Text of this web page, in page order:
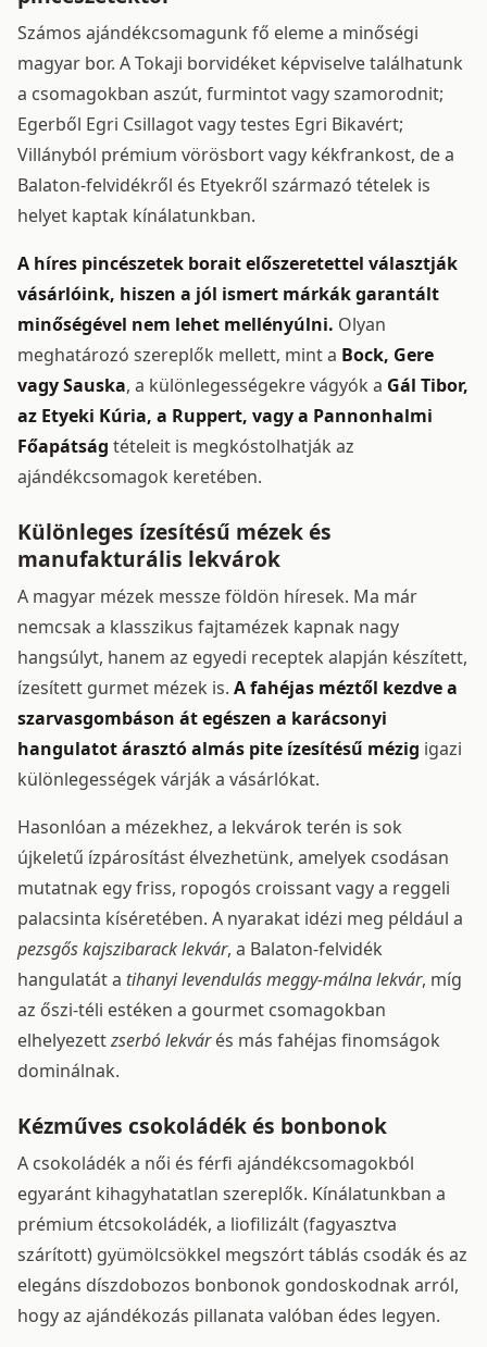
Számos ajándékcsomagunk fő eleme a minőségi
magyar bor. A Tokaji borvidéket képviselve találhatunk
a csomagokban aszút, furmintot vagy szamorodnit;
Egerből Egri Csillagot vagy testes Egri Bikavért;
Villányból prémium vörösbort vagy kékfrankost, de a
Balaton-felvidékről és Etyekről származó tételek is
helyet kaptak kínálatunkban.
A híres pincészetek borait előszeretettel választják
vásárlóink, hiszen a jól ismert márkák garantált
minőségével nem lehet mellényúlni. Olyan
meghatározó szereplők mellett, mint a Bock, Gere
vagy Sauska, a különlegességekre vágyók a Gál Tibor,
az Etyeki Kúria, a Ruppert, vagy a Pannonhalmi
Főapátság tételeit is megkóstolhatják az
ajándékcsomagok keretében.
Különleges ízesítésű mézek és
manufakturális lekvárok
A magyar mézek messze földön híresek. Ma már
nemcsak a klasszikus fajtamézek kapnak nagy
hangsúlyt, hanem az egyedi receptek alapján készített,
ízesített gurmet mézek is. A fahéjas méztől kezdve a
szarvasgombáson át egészen a karácsonyi
hangulatot árasztó almás pite ízesítésű mézig igazi
különlegességek várják a vásárlókat.
Hasonlóan a mézekhez, a lekvárok terén is sok
újkeletű ízpárosítást élvezhetünk, amelyek csodásan
mutatnak egy friss, ropogós croissant vagy a reggeli
palacsinta kíséretében. A nyarakat idézi meg például a
pezsgős kajszibarack lekvár, a Balaton-felvidék
hangulatát a tihanyi levendulás meggy-málna lekvár, míg
az őszi-téli estéken a gourmet csomagokban
elhelyezettzserbó lekvárés más fahéjas finomságok
dominálnak.
Kézműves csokoládék és bonbonok
A csokoládék a női és férfi ajándékcsomagokból
egyaránt kihagyhatatlan szereplők. Kínálatunkban a
prémium étcsokoládék, a liofilizált (fagyasztva
szárított) gyümölcsökkel megszórt táblás csodák és az
elegáns díszdobozos bonbonok gondoskodnak arról,
hogy az ajándékozás pillanata valóban édes legyen.